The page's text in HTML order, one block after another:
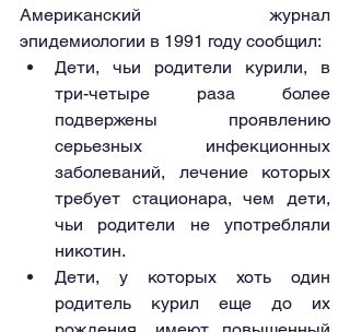
Американский журнал
эпидемиологии в 1991 году сообщил:
Дети, чьи родители курили, в
три-четыре раза более
подвержены проявлению
серьезных инфекционных
заболеваний, лечение которых
требует стационара, чем дети,
чьи родители не употребляли
никотин.
Дети, у которых хоть один
родитель курил еще до их